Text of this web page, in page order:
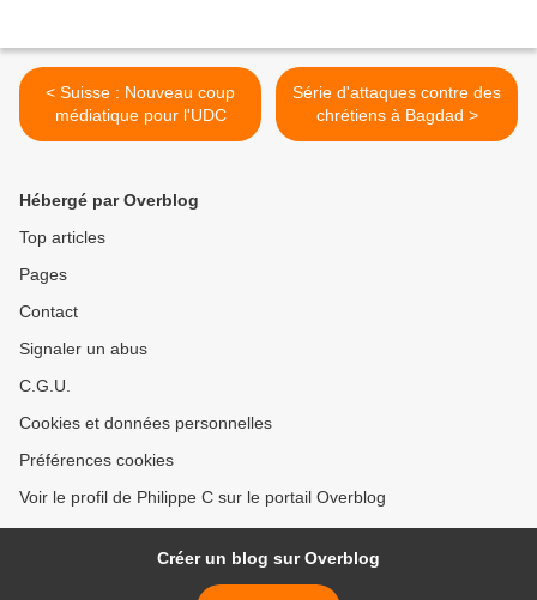
< Suisse : Nouveau coup
médiatique pour l'UDC
Série d'attaques contre des
chrétiens à Bagdad >
Hébergé par Overblog
Top articles
Pages
Contact
Signaler un abus
C.G.U.
Cookies et données personnelles
Préférences cookies
Voir le profil de Philippe C sur le portail Overblog
Créer un blog sur Overblog